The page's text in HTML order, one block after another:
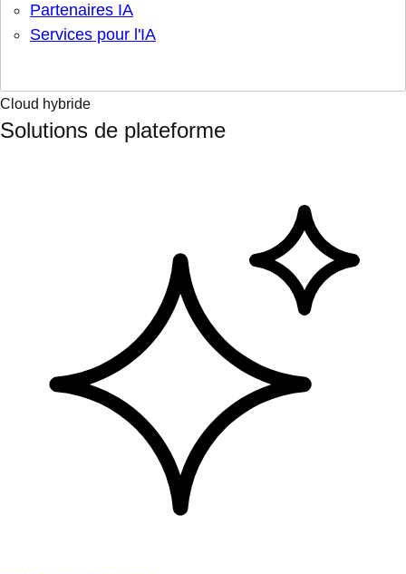
Partenaires IA
Services pour l'IA
Cloud hybride
Solutions de plateforme